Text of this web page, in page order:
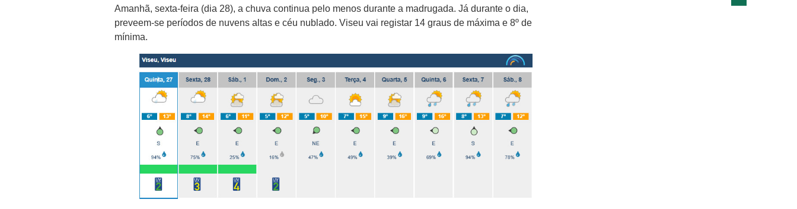
Amanhã, sexta-feira (dia 28), a chuva continua pelo menos durante a madrugada. Já durante o dia,
preveem-se períodos de nuvens altas e céu nublado. Viseu vai registar 14 graus de máxima e 8º de
mínima.